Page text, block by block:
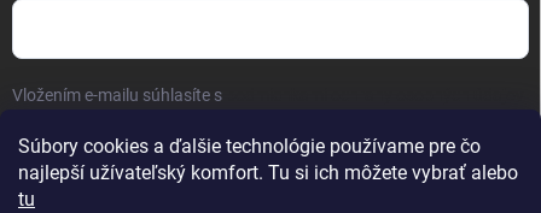
Súbory cookies a ďalšie technológie používame pre čo
najlepší užívateľský komfort. Tu si ich môžete vybrať alebo
tu
Vložením e-mailu súhlasíte s
Prihlásiť sa